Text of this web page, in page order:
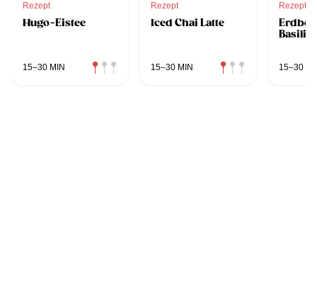
Rezept
Hugo-Eistee
15–30 MIN
Rezept
Iced Chai Latte
15–30 MIN
Rezept
15–30